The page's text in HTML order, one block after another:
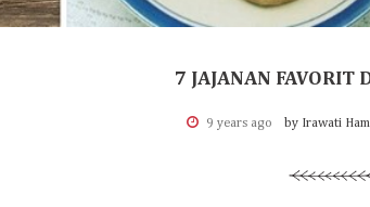
7 JAJANAN FAVORIT
9 years ago by Irawati